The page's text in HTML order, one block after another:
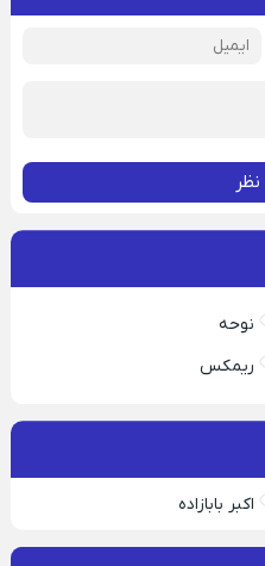
نوحه
ریمکس
اکبر بابازاده